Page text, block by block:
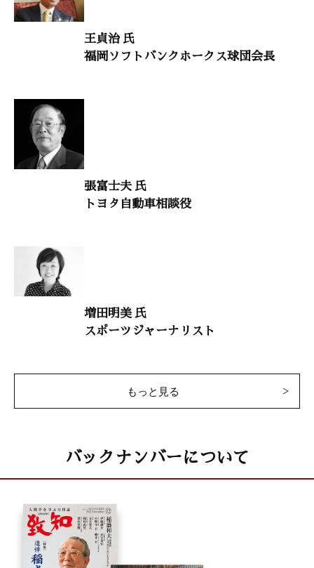
横田南嶺（臨済宗円覚寺派管長）
「古事記」に学ぶ日本の心 9
「応神天皇の后と御子たち」
時流を読む 23
「『経済の再生』と『防衛力の向上』こそ平和への最大の解決策」
中西輝政（京都大学名誉教授）
日本の教育を取り戻す 74
大自然と体心
「『息さわやか』で生活もイキイキ」
川口陽子（東京医科歯科大学歯学部附属病院「息さわやか外来」診
「秀吉の大陸侵攻に反対する」
童門 冬二（作家）
致知随想
田中 知「職人ではなくビジネスマンとして生きる」
蟻川芳子「女性研究者の道を拓いた丹下ウメの生涯」
延命真一郎「本物の果物を使った料理で人を喜ばせる」
王貞治 氏
福岡ソフトバンクホークス球団会長
張富士夫 氏
トヨタ自動車相談役
増田明美 氏
スポーツジャーナリスト
もっと見る
バックナンバーについて